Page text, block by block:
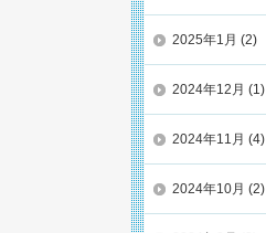
2025年1月 (2)
2024年12月 (1)
2024年11月 (4)
2024年10月 (2)